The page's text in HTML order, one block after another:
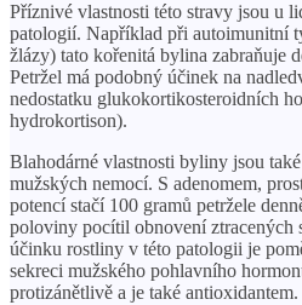
Příznivé vlastnosti této stravy jsou u
patologií. Například při autoimunitní
žlázy) tato kořenitá bylina zabraňuje
Petržel má podobný účinek na
nedostatku glukokortikosteroidních
hydrokortison).
Blahodárné vlastnosti byliny jsou
mužských nemocí. S adenomem,
potencí stačí 100 gramů petržele
poloviny pocítil obnovení ztracených
účinku rostliny v této patologii je
sekreci mužského pohlavního
protizánětlivě a je také antioxidantem.